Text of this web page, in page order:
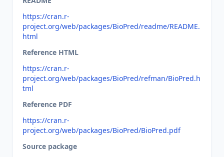
https://cran.r-
project.org/web/packages/BioPred/readme/README.
html
Reference HTML
https://cran.r-
project.org/web/packages/BioPred/refman/BioPred.h
tml
Reference PDF
https://cran.r-
project.org/web/packages/BioPred/BioPred.pdf
Source package